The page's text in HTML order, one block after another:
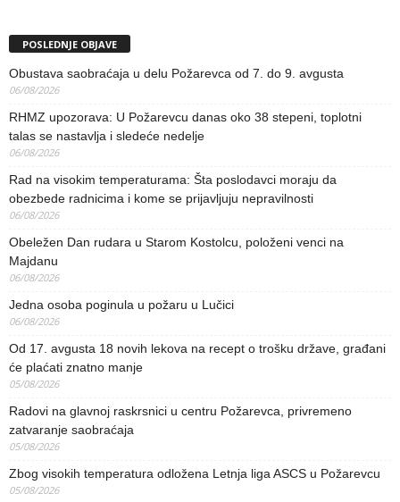
POSLEDNJE OBJAVE
Obustava saobraćaja u delu Požarevca od 7. do 9. avgusta
06/08/2026
RHMZ upozorava: U Požarevcu danas oko 38 stepeni, toplotni
talas se nastavlja i sledeće nedelje
06/08/2026
Rad na visokim temperaturama: Šta poslodavci moraju da
obezbede radnicima i kome se prijavljuju nepravilnosti
06/08/2026
Obeležen Dan rudara u Starom Kostolcu, položeni venci na
Majdanu
06/08/2026
Jedna osoba poginula u požaru u Lučici
06/08/2026
Od 17. avgusta 18 novih lekova na recept o trošku države, građani
će plaćati znatno manje
05/08/2026
Radovi na glavnoj raskrsnici u centru Požarevca, privremeno
zatvaranje saobraćaja
05/08/2026
Zbog visokih temperatura odložena Letnja liga ASCS u Požarevcu
05/08/2026